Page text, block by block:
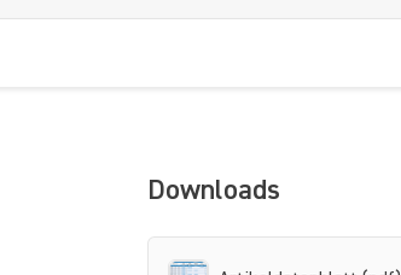
Downloads